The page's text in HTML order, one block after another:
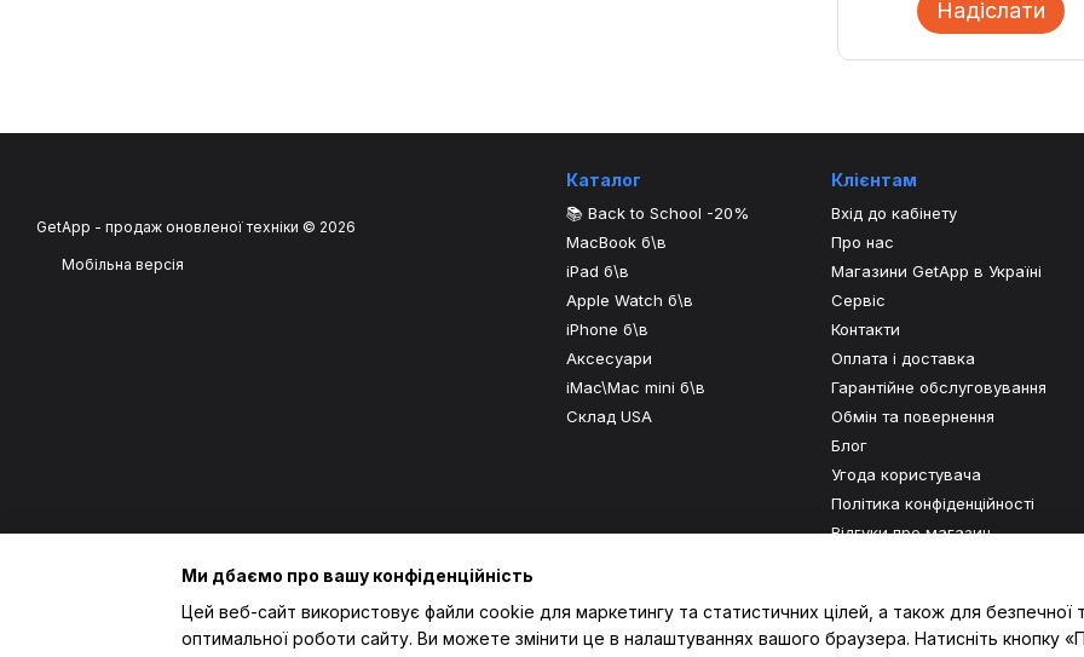
Надіслати
GetApp - продаж оновленої техніки © 2026
Мобільна версія
Каталог
📚 Back to School -20%
MacBook б\в
iPad б\в
Apple Watch б\в
iPhone б\в
Аксесуари
iMac\Mac mini б\в
Склад USA
Клієнтам
Вхід до кабінету
Про нас
Магазини GetApp в Україні
Сервіс
Контакти
Оплата і доставка
Гарантійне обслуговування
Обмін та повернення
Блог
Угода користувача
Політика конфіденційності
Відгуки про магазин
Ми дбаємо про вашу конфіденційність
Цей веб-сайт використовує файли cookie для маркетингу та статистичних цілей, а також для безпечної
оптимальної роботи сайту. Ви можете змінити це в налаштуваннях вашого браузера. Натисніть кнопку